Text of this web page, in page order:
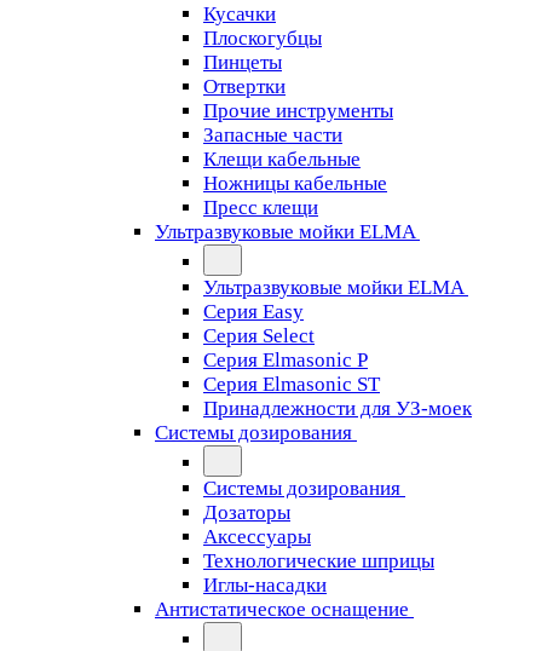
Кусачки
Плоскогубцы
Пинцеты
Отвертки
Прочие инструменты
Запасные части
Клещи кабельные
Ножницы кабельные
Пресс клещи
Ультразвуковые мойки ELMA
Ультразвуковые мойки ELMA
Серия Easy
Серия Select
Серия Elmasonic P
Серия Elmasonic ST
Принадлежности для УЗ-моек
Системы дозирования
Системы дозирования
Дозаторы
Аксессуары
Технологические шприцы
Иглы-насадки
Антистатическое оснащение